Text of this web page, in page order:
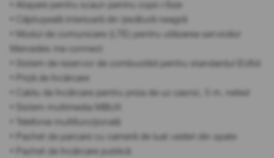
• Atașare pentru scaun pentru copii i-Size
• Căptușeală interioară din țesătură neagră
• Modul de comunicare (LTE) pentru utilizarea serviciilor
Mercedes me connect
• Sistem de rezervor de combustibil pentru standardul EU6d
• Priză de încărcare
• Cablu de încărcare pentru priza de uz casnic, 5 m, neted
• Sistem multimedia MBUX
• Telefonie multifuncțională
• Pachet de parcare cu cameră de luat vederi din spate
• Pachet de încărcare publică